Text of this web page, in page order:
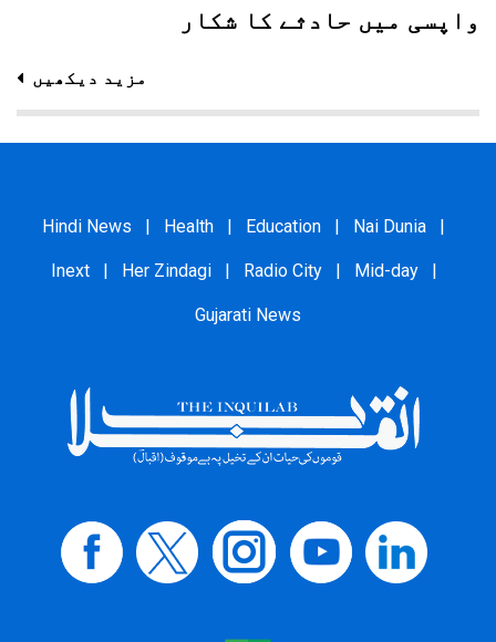
واپسی میں حادثے کا شکار
مزید دیکھیں
Hindi News Health Education Nai Dunia
Inext Her Zindagi Radio City Mid-day
Gujarati News